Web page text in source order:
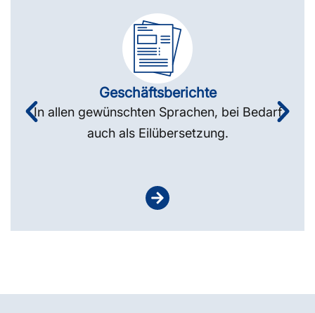
Geschäftsberichte
In allen gewünschten Sprachen, bei Bedarf
auch als Eilübersetzung.